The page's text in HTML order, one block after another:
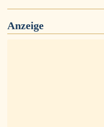
Anzeige